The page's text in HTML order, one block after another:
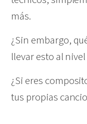
más.
¿Sin embargo,
llevar esto al
¿Si eres
tus propias